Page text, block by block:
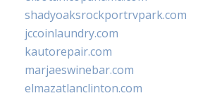
shadyoaksrockportrvpark.com
jccoinlaundry.com
kautorepair.com
marjaeswinebar.com
elmazatlanclinton.com